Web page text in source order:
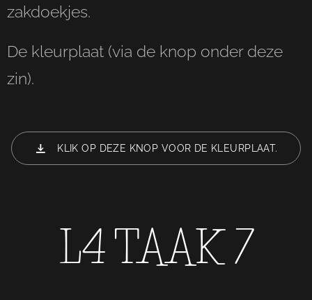
zakdoekjes.
De kleurplaat (via de knop onder deze
zin).
KLIK OP DEZE KNOP VOOR DE KLEURPLAAT.
L4 TAAK 7